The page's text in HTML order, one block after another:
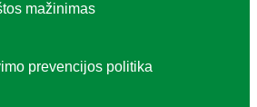
mažinimas
prevencijos politika